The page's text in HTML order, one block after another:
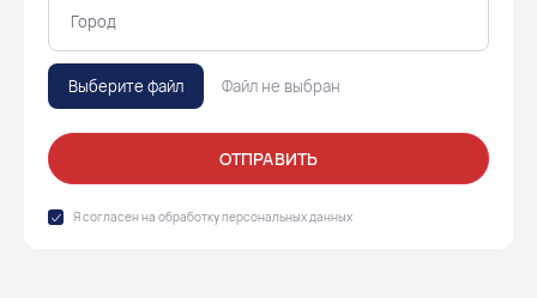
Выберите файл Файл не выбран
ОТПРАВИТЬ
Я согласен на обработкуперсональных данных